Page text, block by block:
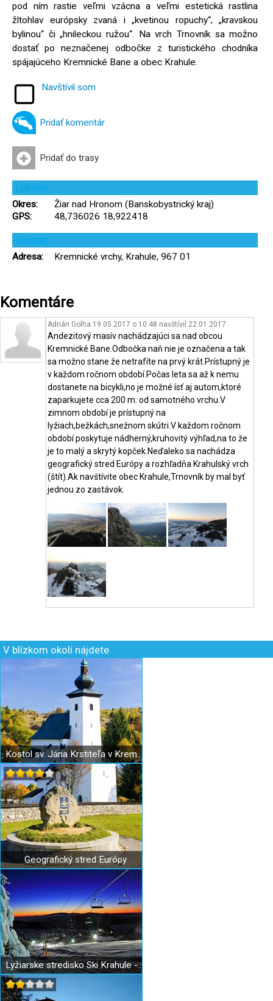
pod ním rastie veľmi vzácna a veľmi estetická rastlina
žltohlav európsky zvaná i „kvetinou ropuchy“, „kravskou
bylinou“ či „hnileckou ružou“. Na vrch Trnovník sa možno
dostať po neznačenej odbočke z turistického chodníka
spájajúceho Kremnické Bane a obec Krahule.
Navštívil som
Pridať komentár
Pridať do trasy
Lokalita
Okres:
Žiar nad Hronom (Banskobystrický kraj)
GPS:
48,736026 18,922418
Kontakt
Adresa: Kremnické vrchy, Krahule, 967 01
Komentáre
Adrián Golha 19.05.2017 o 10:48 navštívil 22.01.2017
Andezitový masív nachádzajúci sa nad obcou
Kremnické Bane.Odbočka naň nie je označena a tak
sa možno stane že netrafíte na prvý krát.Prístupný je
v každom ročnom období.Počas leta sa až k nemu
dostanete na bicykli,no je možné ísť aj autom,ktoré
zaparkujete cca 200 m. od samotného vrchu.V
zimnom období je prístupný na
lyžiach,bežkách,snežnom skútri.V každom ročnom
období poskytuje nádherný,kruhovitý výhľad,na to že
je to malý a skrytý kopček.Neďaleko sa nachádza
geografický stred Európy a rozhľadňa Krahulský vrch
(štít).Ak navštívite obec Krahule,Trnovník by mal byť
jednou zo zastávok.
V blízkom okolí nájdete
Kostol sv. Jána Krstiteľa v Kremnických Baniach
Geografický stred Európy
Lyžiarske stredisko Ski Krahule - Stred Európy